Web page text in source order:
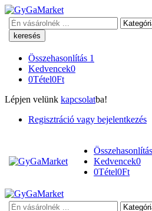
Keresés
Összehasonlítás 1
Kedvencek0
0Tétel0Ft
Lépjen velünk kapcsolatba!
Regisztráció vagy bejelentkezés
Összehasonlítás
Kedvencek0
0Tétel0Ft
Keresés